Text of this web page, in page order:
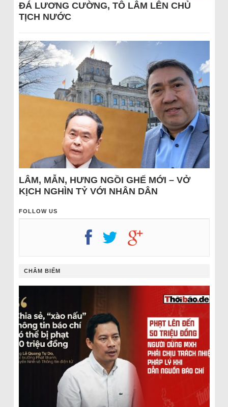
ĐÁ LƯƠNG CƯỜNG, TÔ LÂM LÊN CHỦ
TỊCH NƯỚC
LÂM, MẪN, HƯNG NGỒI GHẾ MỚI – VỞ
KỊCH NGHÌN TỶ VỚI NHÂN DÂN
FOLLOW US
CHÂM BIẾM